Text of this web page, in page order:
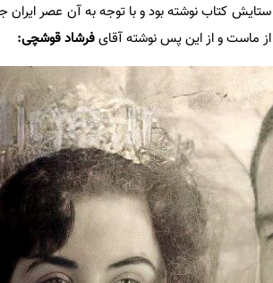
کتاب نوشته بود و با توجه به آن عصر ایران
ماست و از این پس نوشته آقایفرشاد قوشچی: